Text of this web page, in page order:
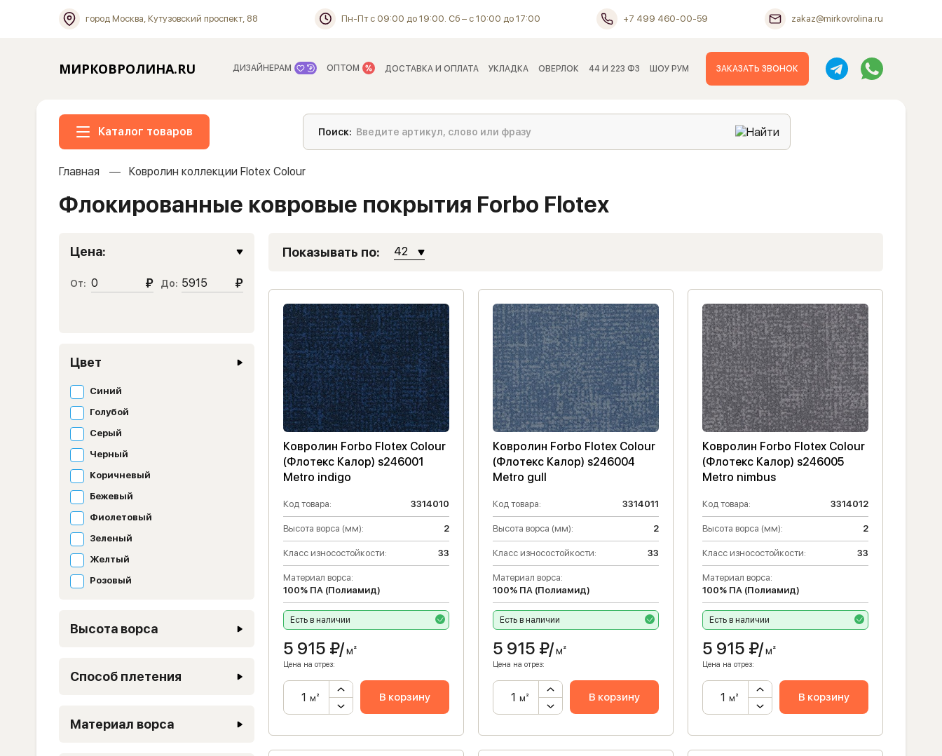
город Москва, Кутузовский проспект, 88 Пн-Пт с 09:00 до 19:00. Сб – с 10:00 до 17:00 +7 499 460-00-59 zakaz@mirkovrolina.ru
МИРКОВРОЛИНА.RU ДИЗАЙНЕРАМ ОПТОМ ДОСТАВКА И ОПЛАТА УКЛАДКА ОВЕРЛОК 44 И 223 ФЗ ШОУ РУМ ЗАКАЗАТЬ ЗВОНОК
Каталог товаров
Главная Ковролин коллекции Flotex Colour
Флокированные ковровые покрытия Forbo Flotex
Цена:
От: ₽ До: ₽
Цвет
Синий
Голубой
Серый
Черный
Коричневый
Бежевый
Фиолетовый
Зеленый
Желтый
Розовый
Высота ворса
Способ плетения
Материал ворса
Показывать по: 42
Ковролин Forbo Flotex Colour
(Флотекс Калор) s246001
Metro indigo
Код товара: 3314010
Высота ворса (мм): 2
Класс износостойкости: 33
Материал ворса:
100% ПА (Полиамид)
Есть в наличии
5 915 ₽/м²
Цена на отрез:
м² В корзину
Ковролин Forbo Flotex Colour
(Флотекс Калор) s246004
Metro gull
Код товара: 3314011
Высота ворса (мм): 2
Класс износостойкости: 33
Материал ворса:
100% ПА (Полиамид)
Есть в наличии
5 915₽/м²
Цена на отрез:
м² В корзину
Ковролин Forbo Flotex Colour
(Флотекс Калор) s246005
Metro nimbus
Код товара: 3314012
Высота ворса (мм): 2
Класс износостойкости: 33
Материал ворса:
100% ПА (Полиамид)
Есть в наличии
5 915₽/м²
Цена на отрез:
м² В корзину